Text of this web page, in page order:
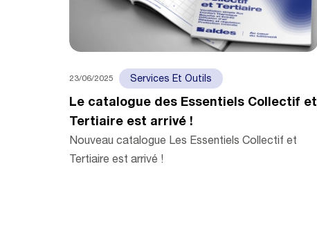
23/06/2025 Services Et Outils
Le catalogue des Essentiels Collectif et
Tertiaire est arrivé !
Nouveau catalogue Les Essentiels Collectif et
Tertiaire est arrivé !